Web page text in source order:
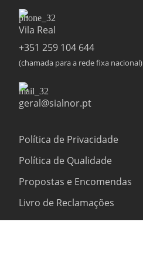
Vila Real
+351 259 104 644
(chamada para a rede fixa nacional)
geral@sialnor.pt
Política de Privacidade
Política de Qualidade
Propostas e Encomendas
Livro de Reclamações